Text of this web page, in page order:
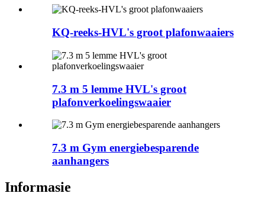
KQ-reeks-HVL's groot plafonwaaiers
7.3 m 5 lemme HVL's groot
plafonverkoelingswaaier
7.3 m Gym energiebesparende
aanhangers
Informasie